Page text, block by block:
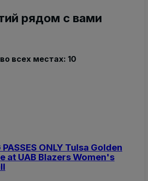
рядом с вами
всех местах: 10
PASSES ONLY Tulsa Golden
at UAB Blazers Women's